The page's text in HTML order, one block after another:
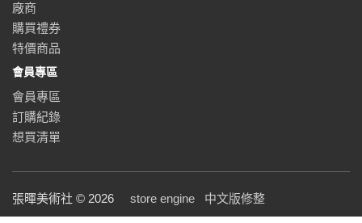
廠商
購買禮券
特價商品
會員專區
會員專區
訂購紀錄
想買清單
張暉美術社 © 2026 store engine 中文版修整